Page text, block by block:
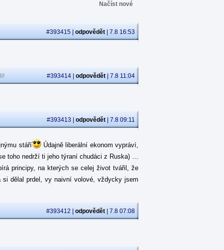
Načíst nové
#393415 | odpovědět | 7.8 16:53
#393414 | odpovědět | 7.8 11:04
#393413 | odpovědět | 7.8 09:11
stáří
Údajně liberální ekonom vypráví,
toho nedrží ti jeho týraní chudáci z Ruska) …
principy, na kterých se celej život tvářil, že
dělal prdel, vy naivní volové, vždycky jsem
#393412 | odpovědět | 7.8 07:08